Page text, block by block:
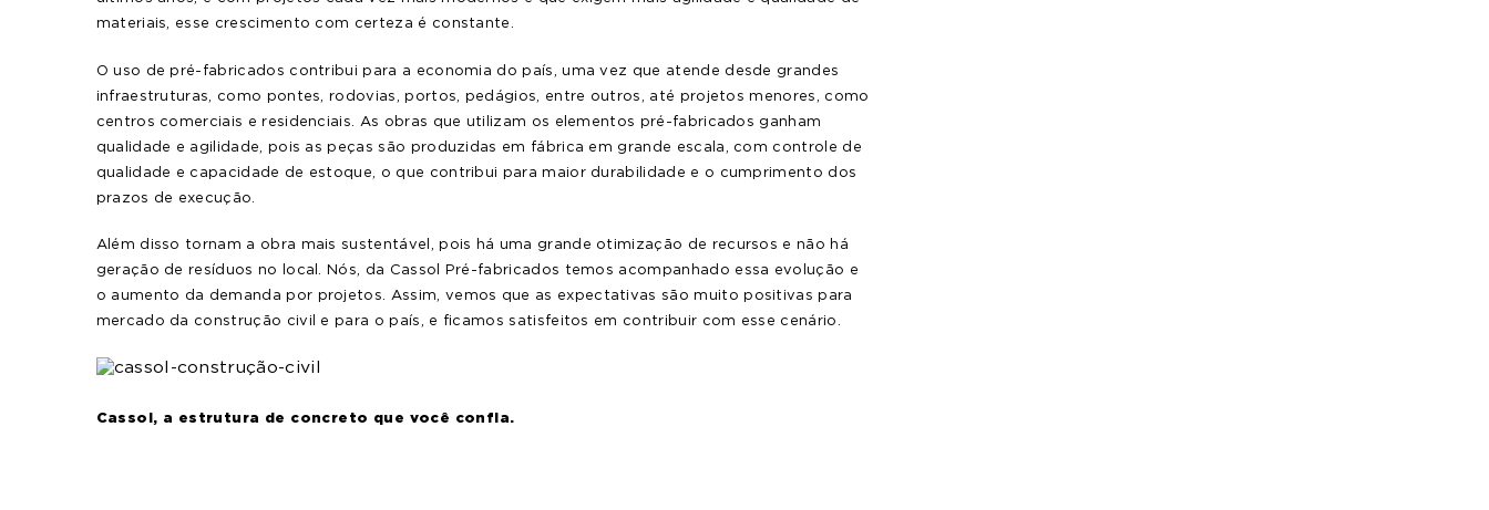
materiais, esse crescimento com certeza é constante.
O uso de pré-fabricados contribui para a economia do país, uma vez que atende desde grandes
infraestruturas, como pontes, rodovias, portos, pedágios, entre outros, até projetos menores, como
centros comerciais e residenciais. As obras que utilizam os elementos pré-fabricados ganham
qualidade e agilidade, pois as peças são produzidas em fábrica em grande escala, com controle de
qualidade e capacidade de estoque, o que contribui para maior durabilidade e o cumprimento dos
prazos de execução.
Além disso tornam a obra mais sustentável, pois há uma grande otimização de recursos e não há
geração de resíduos no local.Nós, da Cassol Pré-fabricados temos acompanhado essa evolução e
o aumento da demanda por projetos. Assim, vemos que as expectativas são muito positivas para
mercado da construção civil e para o país, e ficamos satisfeitos em contribuir com esse cenário.
Cassol, a estrutura de concreto que você confia.